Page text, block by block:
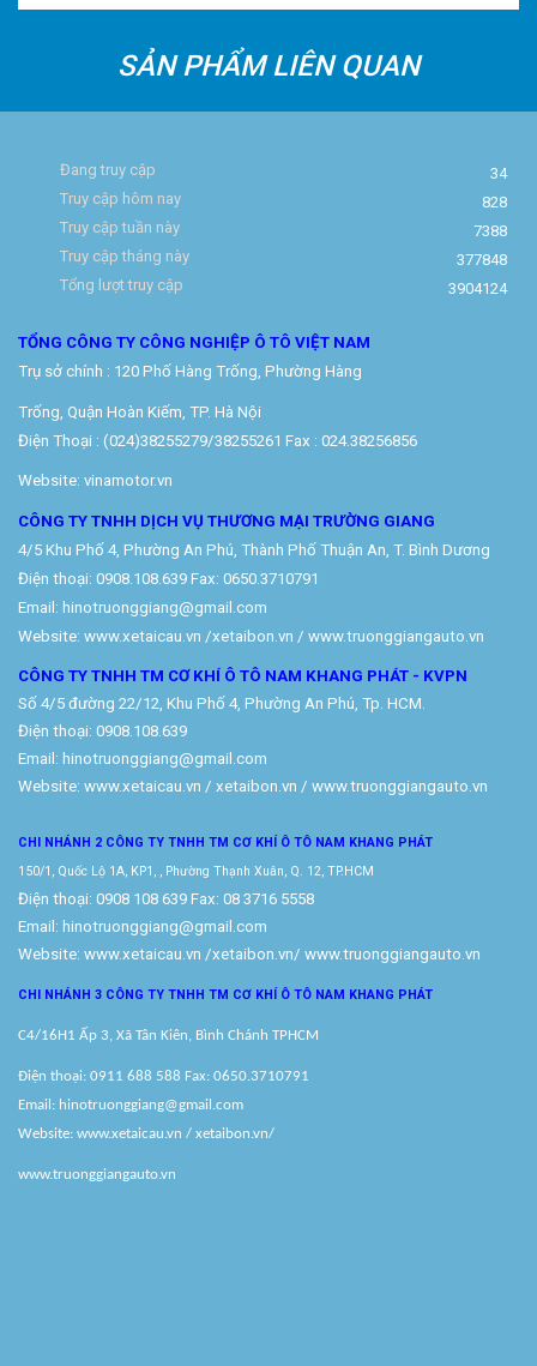
SẢN PHẨM LIÊN QUAN
Đang truy cập
34
Truy cập hôm nay
828
Truy cập tuần này
7388
Truy cập tháng này
377848
Tổng lượt truy cập
3904124
TỔNG CÔNG TY CÔNG NGHIỆP Ô TÔ VIỆT NAM
Trụ sở chính : 120 Phố Hàng Trống, Phường Hàng
Trống, Quận Hoàn Kiếm, TP. Hà Nội
Điện Thoại : (024)38255279/38255261 Fax : 024.38256856
Website: vinamotor.vn
CÔNG TY TNHH DỊCH VỤ THƯƠNG MẠI TRƯỜNG GIANG
4/5 Khu Phố 4, Phường An Phú, Thành Phố Thuận An, T. Bình Dương
Điện thoại: 0908.108.639 Fax: 0650.3710791
Email: hinotruonggiang@gmail.com
Website: www.xetaicau.vn /xetaibon.vn / www.truonggiangauto.vn
CÔNG TY TNHH TM CƠ KHÍ Ô TÔ NAM KHANG PHÁT - KVPN
Số 4/5 đường 22/12, Khu Phố 4, Phường An Phú, Tp. HCM.
Điện thoại: 0908.108.639
Email: hinotruonggiang@gmail.com
Website: www.xetaicau.vn / xetaibon.vn / www.truonggiangauto.vn
CHI NHÁNH 2 CÔNG TY TNHH TM CƠ KHÍ Ô TÔ NAM KHANG PHÁT
150/1, Quốc Lộ 1A, KP1, , Phường Thạnh Xuân, Q. 12, TP.HCM
Điện thoại: 0908 108 639 Fax: 08 3716 5558
Email: hinotruonggiang@gmail.com
Website: www.xetaicau.vn /xetaibon.vn/ www.truonggiangauto.vn
CHI NHÁNH 3 CÔNG TY TNHH TM CƠ KHÍ Ô TÔ NAM KHANG PHÁT
C4/16H1 Ấp 3, Xã Tân Kiên, Bình Chánh TPHCM
Điện thoại: 0911 688 588 Fax: 0650.3710791
Email: hinotruonggiang@gmail.com
Website: www.xetaicau.vn / xetaibon.vn/
www.truonggiangauto.vn